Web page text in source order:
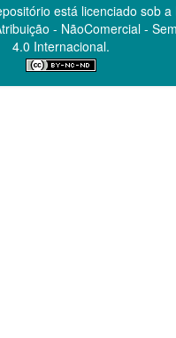
está licenciado sob a
- NãoComercial -
4.0 Internacional.